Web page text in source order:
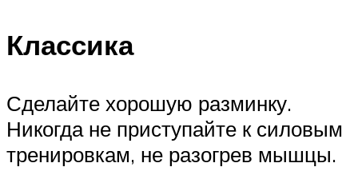
Классика
Сделайте хорошую разминку.
Никогда не приступайте к силовым
тренировкам, не разогрев мышцы.